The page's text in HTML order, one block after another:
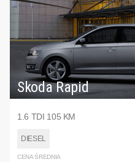
Skoda Rapid
1.6 TDI 105 KM
DIESEL
CENA ŚREDNIA